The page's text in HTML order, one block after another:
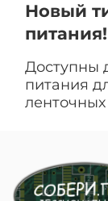
Новый
питания!
Доступны
питания